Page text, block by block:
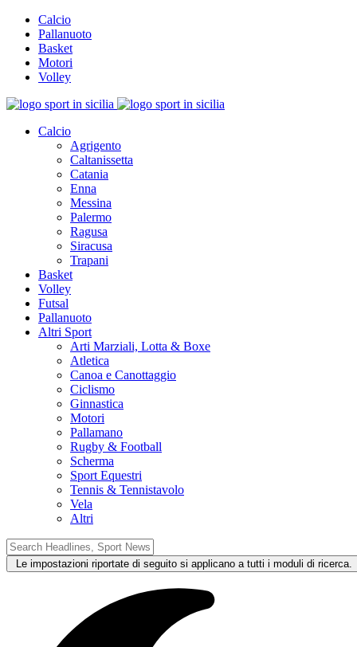
Calcio
Pallanuoto
Basket
Motori
Volley
Calcio
Agrigento
Caltanissetta
Catania
Enna
Messina
Palermo
Ragusa
Siracusa
Trapani
Basket
Volley
Futsal
Pallanuoto
Altri Sport
Arti Marziali, Lotta & Boxe
Atletica
Canoa e Canottaggio
Ciclismo
Ginnastica
Motori
Pallamano
Rugby & Football
Scherma
Sport Equestri
Tennis & Tennistavolo
Vela
Altri